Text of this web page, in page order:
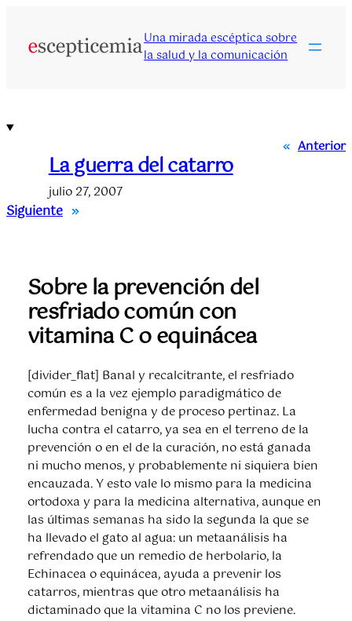
contenido
Una mirada escéptica sobre
la salud y la comunicación
« Anterior
La guerra del catarro
julio 27, 2007
Siguiente »
Sobre la prevención del
resfriado común con
vitamina C o equinácea
[divider_flat] Banal y recalcitrante, el resfriado
común es a la vez ejemplo paradigmático de
enfermedad benigna y de proceso pertinaz. La
lucha contra el catarro, ya sea en el terreno de la
prevención o en el de la curación, no está ganada
ni mucho menos, y probablemente ni siquiera bien
encauzada. Y esto vale lo mismo para la medicina
ortodoxa y para la medicina alternativa, aunque en
las últimas semanas ha sido la segunda la que se
ha llevado el gato al agua: un metaanálisis ha
refrendado que un remedio de herbolario, la
Echinacea o equinácea, ayuda a prevenir los
catarros, mientras que otro metaanálisis ha
dictaminado que la vitamina C no los previene.